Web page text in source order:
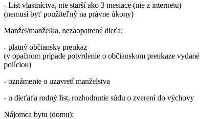
- List vlastníctva, nie starší ako 3 mesiace (nie z internetu)
(nemusí byť použiteľný na právne úkony)
Manžel/manželka, nezaopatrené dieťa:
- platný občiansky preukaz
(v opačnom prípade potvrdenie o občianskom preukaze vydané
políciou)
- oznámenie o uzavretí manželstva
- u dieťaťa rodný list, rozhodnutie súdu o zverení do výchovy
Nájomca bytu (domu):